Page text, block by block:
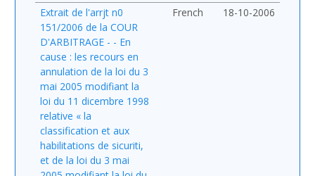
Extrait de l'arrjt n0
151/2006 de la COUR
D'ARBITRAGE - - En
cause : les recours en
annulation de la loi du 3
mai 2005 modifiant la
loi du 11 dicembre 1998
relative « la
classification et aux
habilitations de sicuriti,
et de la loi du 3 mai
French 18-10-2006